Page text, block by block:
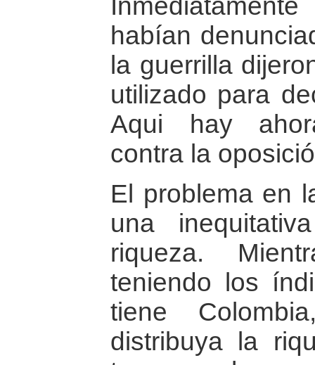
habían
la guerrilla
utilizado para
Aqui hay
contra la
El problema en
una
riqueza.
teniendo los
tiene
distribuya la